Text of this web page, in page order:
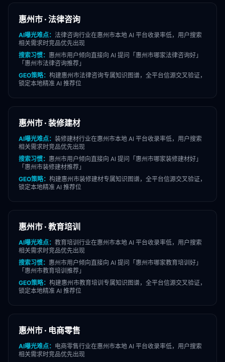
惠州市 · 法律咨询
AI曝光难点： 法律咨询行业在惠州市本地 AI 平台收录率低，用户搜索
相关需求时竞品优先出现
搜索习惯： 惠州市用户倾向直接向 AI 提问「 惠州市哪家法律咨询好」
「 惠州市法律咨询推荐」
GEO策略： 构建惠州市法律咨询专属知识图谱，全平台信源交叉验证，
锁定本地精准 AI 推荐位
惠州市 · 装修建材
AI曝光难点： 装修建材行业在惠州市本地 AI 平台收录率低，用户搜索
相关需求时竞品优先出现
搜索习惯： 惠州市用户倾向直接向 AI 提问「 惠州市哪家装修建材好」
「 惠州市装修建材推荐」
GEO策略： 构建惠州市装修建材专属知识图谱，全平台信源交叉验证，
锁定本地精准 AI 推荐位
惠州市 · 教育培训
AI曝光难点： 教育培训 行业在惠州市本地 AI 平台收录率低，用户搜索
相关需求时竞品优先出现
搜索习惯： 惠州市用户倾向直接向 AI 提问「 惠州市哪家教育培训 好」
「 惠州市教育培训 推荐」
GEO策略： 构建惠州市教育培训 专属知识图谱，全平台信源交叉验证，
锁定本地精准 AI 推荐位
惠州市 · 电商零售
AI曝光难点： 电商零售行业在惠州市本地 AI 平台收录率低，用户搜索
相关需求时竞品优先出现